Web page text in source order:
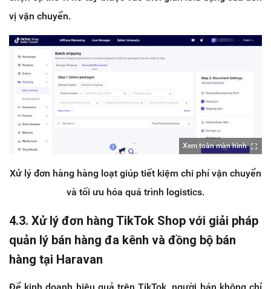
vị vận chuyển.
Xem toàn màn hình
Xử lý đơn hàng hàng loạt giúp tiết kiệm chi phí vận chuyển
và tối ưu hóa quá trình logistics.
4.3. Xử lý đơn hàng TikTok Shop với giải pháp
quản lý bán hàng đa kênh và đồng bộ bán
hàng tại Haravan